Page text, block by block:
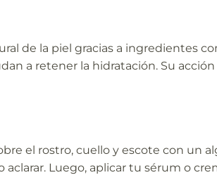
de la piel gracias a ingredientes
a retener la hidratación. Su
el rostro, cuello y escote con un
aclarar. Luego, aplicar tu sérum o